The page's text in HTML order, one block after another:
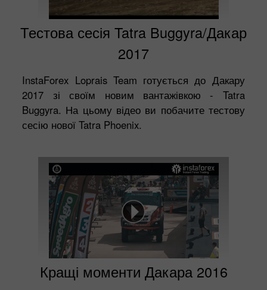
Тестова сесія Tatra Buggyra/Дакар
2017
InstaForex Loprais Team готується до Дакару
2017 зі своїм новим вантажівкою - Tatra
Buggyra. На цьому відео ви побачите тестову
сесію нової Tatra Phoenix.
Кращі моменти Дакара 2016